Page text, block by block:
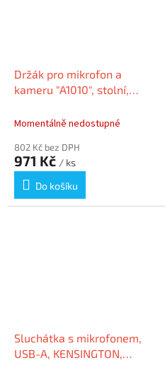
Držák pro mikrofon a
kameru "A1010", stolní,
K87651WW
Momentálně nedostupné
802 Kč bez DPH
971 Kč / ks
Do košíku
Sluchátka s mikrofonem,
USB-A, KENSINGTON,